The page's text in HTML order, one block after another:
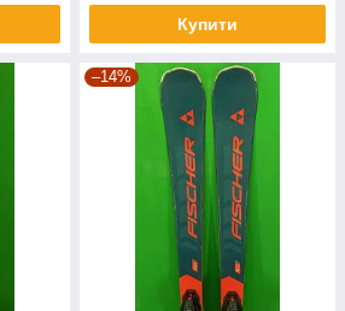
Купити
–14%